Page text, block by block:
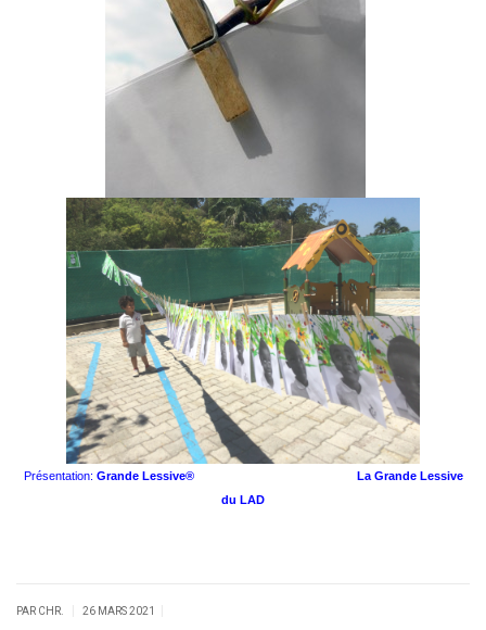
Présentation: Grande Lessive®
La Grande Lessive
du LAD
PAR CHR. 26 MARS 2021